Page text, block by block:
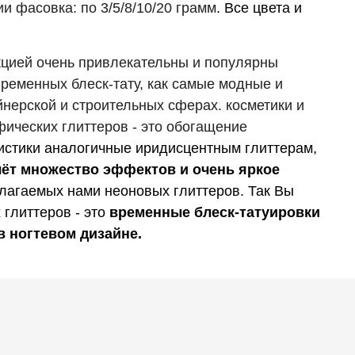
фасовка: по 3/5/8/10/20 грамм. Все цвета и
очень привлекательны и популярны
блеск-тату, как самые модные и
и строительных сферах. косметики и
глиттеров - это обогащение
аналогичные иридисцентным глиттерам,
множество эффектов и очень яркое
нами неоновых глиттеров. Так Вы
- это временные блеск-татуировки
ногтевом дизайне.